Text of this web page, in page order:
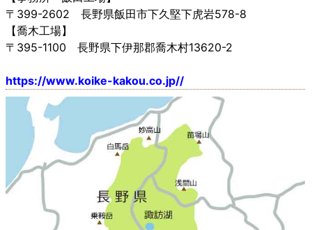
〒399-2602 長野県飯田市下久堅下虎岩578-8
【喬木工場】
〒395-1100 長野県下伊那郡喬木村13620-2
https://www.koike-kakou.co.jp//